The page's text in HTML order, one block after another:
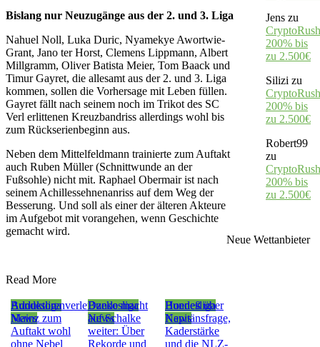
Bislang nur Neuzugänge aus der 2. und 3. Liga
Nahuel Noll, Luka Duric, Nyamekye Awortwie-
Grant, Jano ter Horst, Clemens Lippmann, Albert
Millgramm, Oliver Batista Meier, Tom Baack und
Timur Gayret, die allesamt aus der 2. und 3. Liga
kommen, sollen die Vorhersage mit Leben füllen.
Gayret fällt nach seinem noch im Trikot des SC
Verl erlittenen Kreuzbandriss allerdings wohl bis
zum Rückserienbeginn aus.
Neben dem Mittelfeldmann trainierte zum Auftakt
auch Ruben Müller (Schnittwunde an der
Fußsohle) nicht mit. Raphael Obermair ist nach
seinem Achillessehnenanriss auf dem Weg der
Besserung. Und soll als einer der älteren Akteure
im Aufgebot mit vorangehen, wenn Geschichte
gemacht wird.
Read More
Bundesliga
News
Adduktorenverletzung:
Mainz zum
Auftakt wohl
ohne Nebel
Bundesliga
News
Dzeko macht
auf Schalke
weiter: Über
Rekorde und
Bundesliga
News
Hoeneß über
Kapitänsfrage,
Kaderstärke
und die NLZ-
Jens zu
200% bis
zu 2.500€
Silizi zu
200% bis
zu 2.500€
Robert99
zu
200% bis
zu 2.500€
Neue Wettanbieter